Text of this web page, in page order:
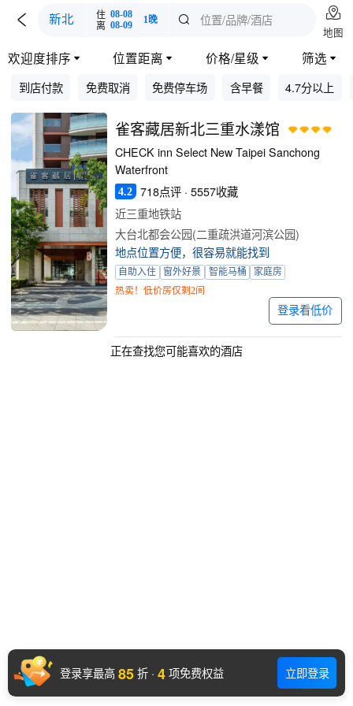
 新北 住 08-08
离 08-09 1晚  位置/品牌/酒店 
地图
欢迎度排序  位置距离  价格/星级  筛选 
到店付款 免费取消 免费停车场 含早餐 4.7分以上
雀客藏居新北三重水漾馆
CHECK inn Select New Taipei Sanchong
Waterfront
4.2
718点评 · 5557收藏
近三重地铁站
大台北都会公园(二重疏洪道河滨公园)
地点位置方便，很容易就能找到
自助入住 窗外好景 智能马桶
家庭房
热卖！低价房仅剩2间
登录看低价
正在查找您可能喜欢的酒店
登录享最高 85 折 · 4 项免费权益 立即登录